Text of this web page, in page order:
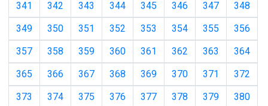
341
342 343 344 345 346 347
348
349
350 351 352 353 354 355
356
357
358 359 360 361 362 363
364
365
366 367 368 369 370 371
372
373
374 375 376 377 378 379
380